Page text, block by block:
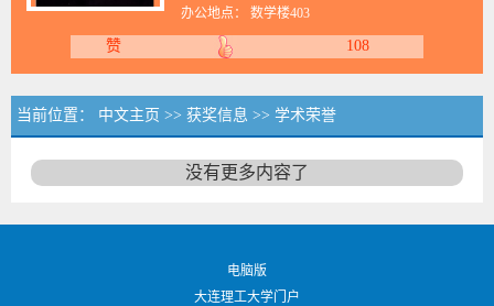
办公地点： 数学楼403
赞 108
当前位置： 中文主页 >> 获奖信息 >> 学术荣誉
没有更多内容了
电脑版
大连理工大学门户